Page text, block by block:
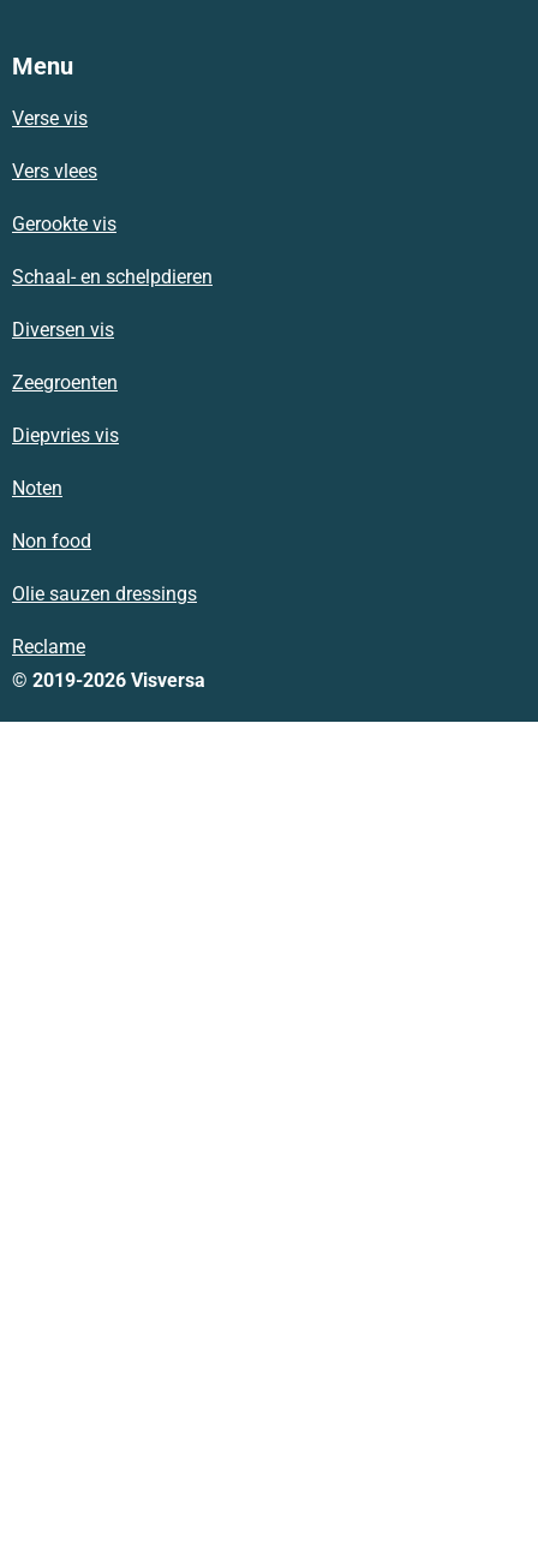
Menu
Verse vis
Vers vlees
Gerookte vis
Schaal- en schelpdieren
Diversen vis
Zeegroenten
Diepvries vis
Noten
Non food
Olie sauzen dressings
Reclame
© 2019-2026 Visversa